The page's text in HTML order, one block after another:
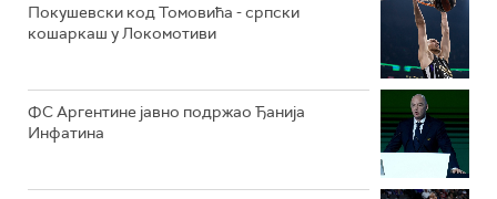
Покушевски код Томовића - српски
кошаркаш у Локомотиви
ФС Аргентине јавно подржао Ђанија
Инфатина